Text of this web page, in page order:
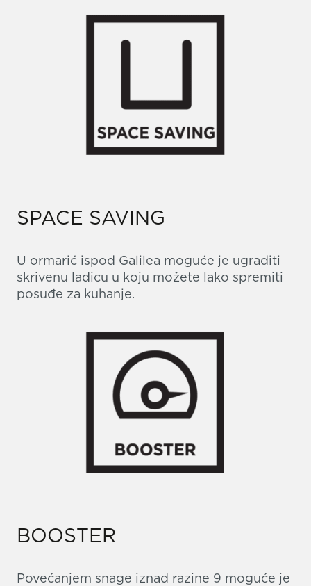
SPACE SAVING
U ormarić ispod Galilea moguće je ugraditi
skrivenu ladicu u koju možete lako spremiti
posuđe za kuhanje.
BOOSTER
Povećanjem snage iznad razine 9 moguće je